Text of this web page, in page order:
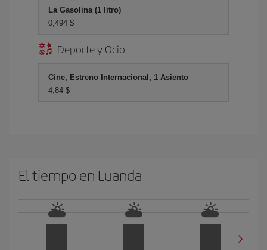
La Gasolina (1 litro)
0,494 $
Deporte y Ocio
Cine, Estreno Internacional, 1 Asiento
4,84 $
El tiempo en Luanda